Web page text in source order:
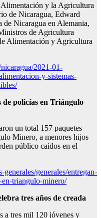
y la Agricultura
de Nicaragua, Edward
de Nicaragua en Alemania,
de Agricultura
Alimentación y Agricultura
2021-01-
y-sistemas-
de policías en Triángulo
un total 157 paquetes
Minero, a menores hijos
público caídos en el
generales/entregan-
en-triangulo-minero/
tres años de creada
a tres mil 120 jóvenes y